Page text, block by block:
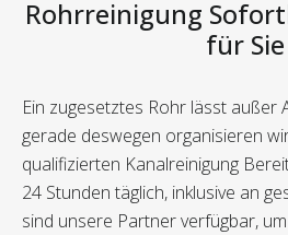
Rohrreinigung
für Sie
Ein zugesetztes Rohr lässt außer
gerade deswegen organisieren
qualifizierten Kanalreinigung
24 Stunden täglich, inklusive an
sind unsere Partner verfügbar,